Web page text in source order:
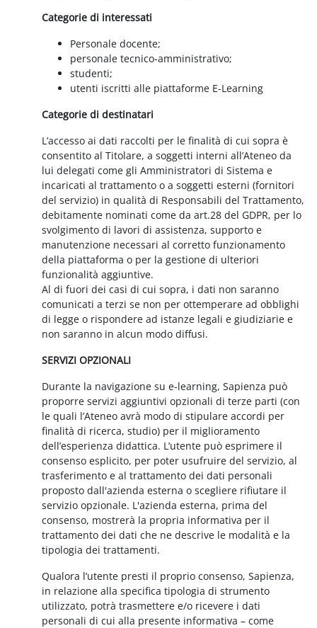
Categorie di interessati
Personale docente;
personale tecnico-amministrativo;
studenti;
utenti iscritti alle piattaforme E-Learning
Categorie di destinatari
L’accesso ai dati raccolti per le finalità di cui sopra è
consentito al Titolare, a soggetti interni all’Ateneo da
lui delegati come gli Amministratori di Sistema e
incaricati al trattamento o a soggetti esterni (fornitori
del servizio) in qualità di Responsabili del Trattamento,
debitamente nominati come da art.28 del GDPR, per lo
svolgimento di lavori di assistenza, supporto e
manutenzione necessari al corretto funzionamento
della piattaforma o per la gestione di ulteriori
funzionalità aggiuntive.
Al di fuori dei casi di cui sopra, i dati non saranno
comunicati a terzi se non per ottemperare ad obblighi
di legge o rispondere ad istanze legali e giudiziarie e
non saranno in alcun modo diffusi.
SERVIZI OPZIONALI
Durante la navigazione su e-learning, Sapienza può
proporre servizi aggiuntivi opzionali di terze parti (con
le quali l’Ateneo avrà modo di stipulare accordi per
finalità di ricerca, studio) per il miglioramento
dell’esperienza didattica. L’utente può esprimere il
consenso esplicito, per poter usufruire del servizio, al
trasferimento e al trattamento dei dati personali
proposto dall'azienda esterna o scegliere rifiutare il
servizio opzionale. L'azienda esterna, prima del
consenso, mostrerà la propria informativa per il
trattamento dei dati che ne descrive le modalità e la
tipologia dei trattamenti.
Qualora l’utente presti il proprio consenso, Sapienza,
in relazione alla specifica tipologia di strumento
utilizzato, potrà trasmettere e/o ricevere i dati
personali di cui alla presente informativa – come